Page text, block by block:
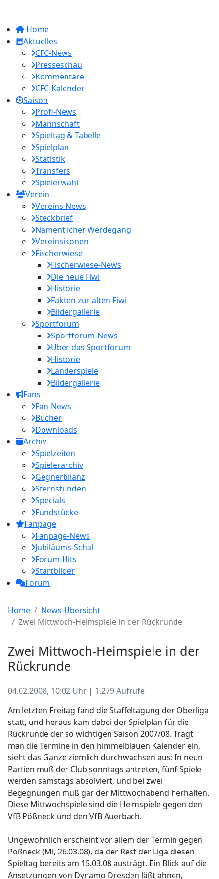
Home
Aktuelles
CFC-News
Presseschau
Kommentare
CFC-Kalender
Saison
Profi-News
Mannschaft
Spieltag & Tabelle
Spielplan
Statistik
Transfers
Spielerwahl
Verein
Vereins-News
Steckbrief
Namentlicher Werdegang
Vereinsikonen
Fischerwiese
Fischerwiese-News
Die neue Fiwi
Historie
Fakten zur alten Fiwi
Bildergallerie
Sportforum
Sportforum-News
Über das Sportforum
Historie
Länderspiele
Bildergallerie
Fans
Fan-News
Bücher
Downloads
Archiv
Spielzeiten
Spielerarchiv
Gegnerbilanz
Sternstunden
Specials
Fundstücke
Fanpage
Fanpage-News
Jubiläums-Schal
Forum-Hits
Startbilder
Forum
Home
News-Übersicht
Zwei Mittwoch-Heimspiele in der Rückrunde
Zwei Mittwoch-Heimspiele in der
Rückrunde
04.02.2008, 10:02 Uhr | 1.279 Aufrufe
Am letzten Freitag fand die Staffeltagung der Oberliga
statt, und heraus kam dabei der Spielplan für die
Rückrunde der so wichtigen Saison 2007/08. Trägt
man die Termine in den himmelblauen Kalender ein,
sieht das Ganze ziemlich durchwachsen aus: In neun
Partien muß der Club sonntags antreten, fünf Spiele
werden samstags absolviert, und bei zwei
Begegnungen muß gar der Mittwochabend herhalten.
Diese Mittwochspiele sind die Heimspiele gegen den
VfB Pößneck und den VfB Auerbach.
Ungewöhnlich erscheint vor allem der Termin gegen
Pößneck (Mi, 26.03.08), da der Rest der Liga diesen
Spieltag bereits am 15.03.08 austrägt. Ein Blick auf die
Ansetzungen von Dynamo Dresden läßt ahnen,